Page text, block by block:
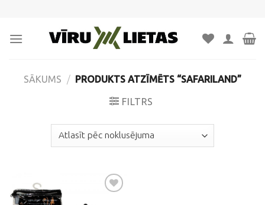
content
SĀKUMS / PRODUKTS ATZĪMĒTS “SAFARILAND”
FILTRS